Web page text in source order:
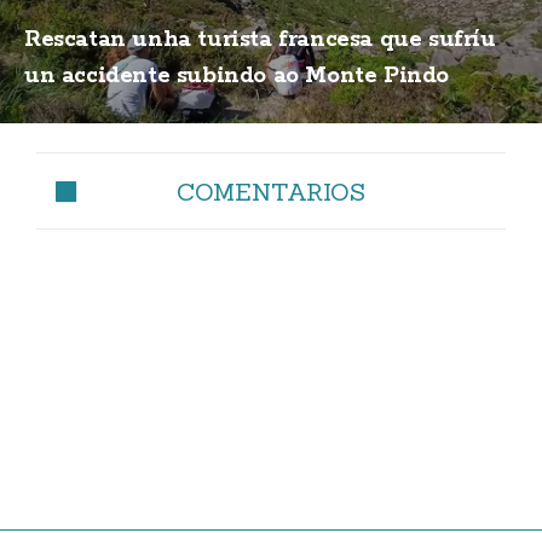
Rescatan unha turista francesa que sufríu
un accidente subindo ao Monte Pindo
COMENTARIOS